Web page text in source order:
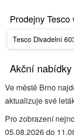
Prodejny
Tesco Divadelní
Akční
Ve městě Brno
aktualizuje své
Pro zobrazení
05.08.2026 do